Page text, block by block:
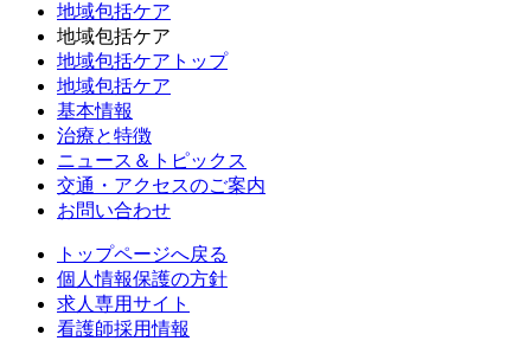
地域包括ケア
地域包括ケア
地域包括ケアトップ
地域包括ケア
基本情報
治療と特徴
ニュース＆トピックス
交通・アクセスのご案内
お問い合わせ
トップページへ戻る
個人情報保護の方針
求人専用サイト
看護師採用情報